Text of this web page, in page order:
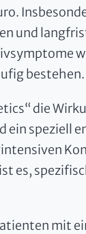
und
bestehen.
die
ein speziell
es,
mit